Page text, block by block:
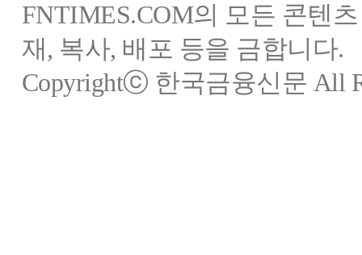
FNTIMES.COM의 모든 콘텐
재, 복사, 배포 등을 금합니다.
Copyrightⓒ 한국금융신문 All